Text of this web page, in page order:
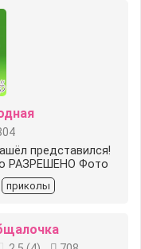
представился!
РАЗРЕШЕНО ️Фото
приколы